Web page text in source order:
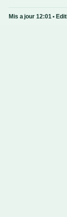
Mis a jour 12:01 •